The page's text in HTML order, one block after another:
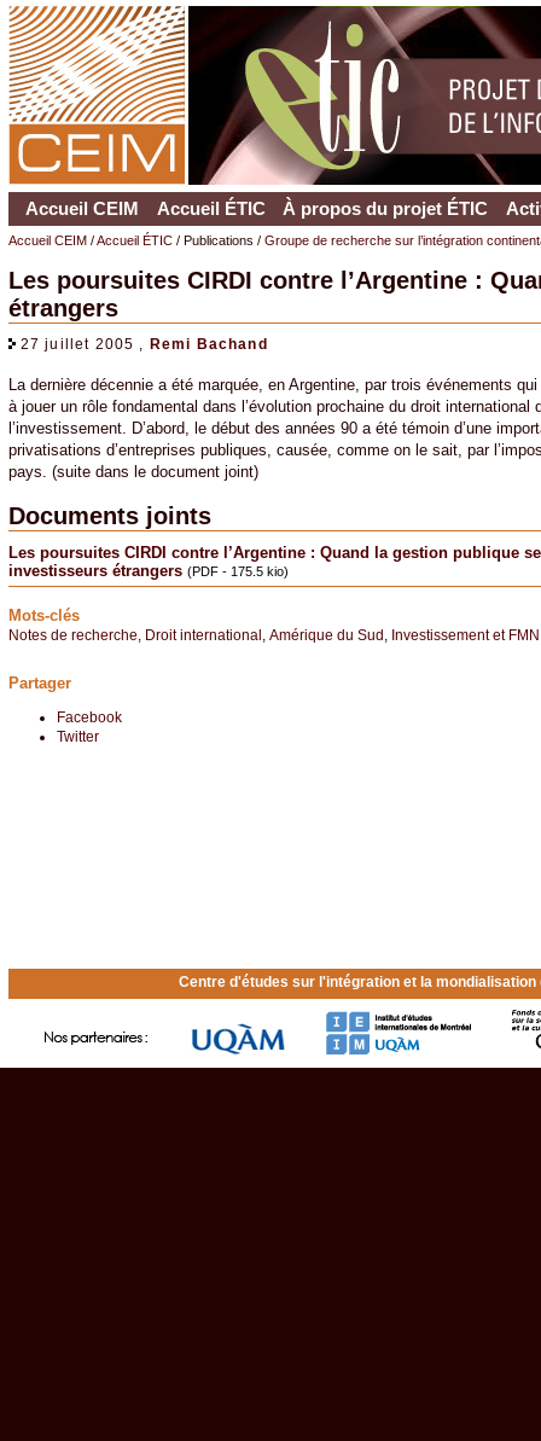
Accueil CEIM Accueil ÉTIC À propos du projet ÉTIC
Accueil CEIM/Accueil ÉTIC/ Publications / Groupe de recherche sur l’intégration
Les poursuites CIRDI contre l’Argentine :
étrangers
27 juillet 2005 , Remi Bachand
La dernière décennie a été marquée, en Argentine, par trois événements
à jouer un rôle fondamental dans l’évolution prochaine du droit international
l’investissement. D’abord, le début des années 90 a été témoin d’une
privatisations d’entreprises publiques, causée, comme on le sait, par
pays. (suite dans le document joint)
Documents joints
Les poursuites CIRDI contre l’Argentine : Quand la gestion publique
investisseurs étrangers (PDF - 175.5 kio)
Mots-clés
Notes de recherche Droit international Amérique du Sud Investissement et FMN
Partager
Facebook
Twitter
Centre d'études sur l'intégration et la mondialisation